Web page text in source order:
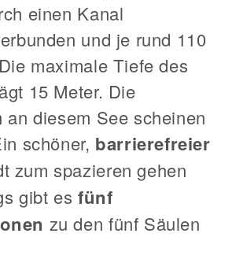
einen Kanal
und je rund 110
maximale Tiefe des
15 Meter. Die
an diesem See scheinen
schöner, barrierefreier
zum spazieren gehen
gibt es fünf
zu den fünf Säulen